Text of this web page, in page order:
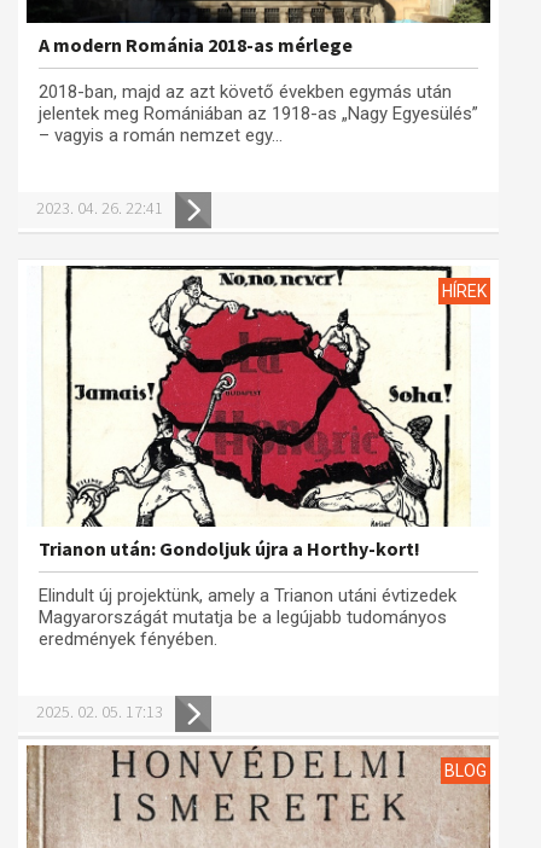
A modern Románia 2018-as mérlege
2018-ban, majd az azt követő években egymás után
jelentek meg Romániában az 1918-as „Nagy Egyesülés”
– vagyis a román nemzet egy...
2023. 04. 26. 22:41
HÍREK
Trianon után: Gondoljuk újra a Horthy-kort!
Elindult új projektünk, amely a Trianon utáni évtizedek
Magyarországát mutatja be a legújabb tudományos
eredmények fényében.
2025. 02. 05. 17:13
BLOG